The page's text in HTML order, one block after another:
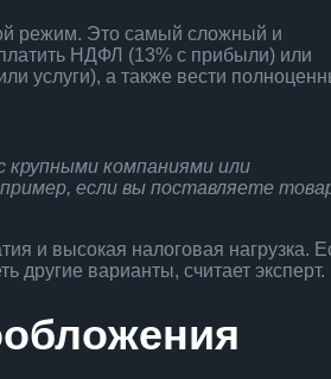
режим. Это самый сложный и
НДФЛ (13% с прибыли) или
услуги), а также вести
компаниями или
если вы поставляете
и высокая налоговая нагрузка.
другие варианты, считает эксперт.